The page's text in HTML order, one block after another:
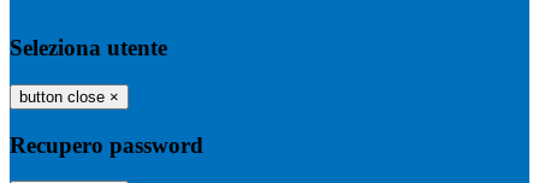
Seleziona utente
button close ×
Recupero password